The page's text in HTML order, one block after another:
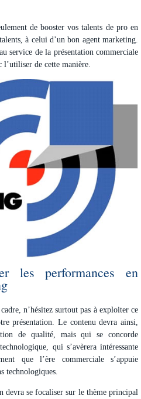
de booster vos talents de pro en
à celui d’un bon agent marketing.
service de la présentation commerciale
l’utiliser de cette manière.
les performances en
n’hésitez surtout pas à exploiter ce
présentation. Le contenu devra ainsi,
de qualité, mais qui se concorde
qui s’avèrera intéressante
que l’ère commerciale s’appuie
technologiques.
devra se focaliser sur le thème principal